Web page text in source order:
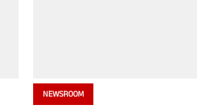
NEWSROOM